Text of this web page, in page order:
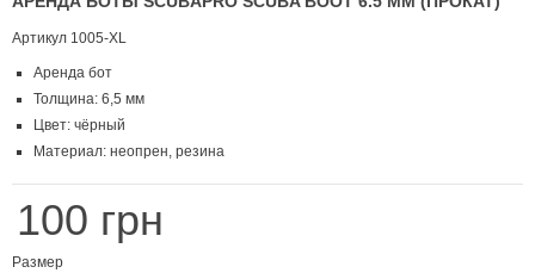
Артикул 1005-XL
Аренда бот
Толщина: 6,5 мм
Цвет: чёрный
Материал: неопрен, резина
100 грн
Размер